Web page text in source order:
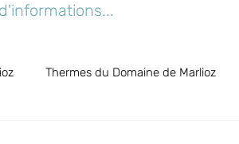
Thermes du Domaine de Marlioz